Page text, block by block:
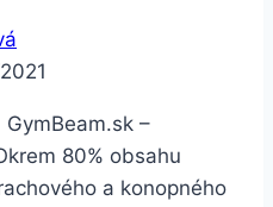
–
80% obsahu
a konopného